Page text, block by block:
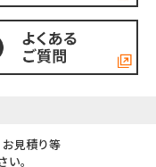
見積り等
。